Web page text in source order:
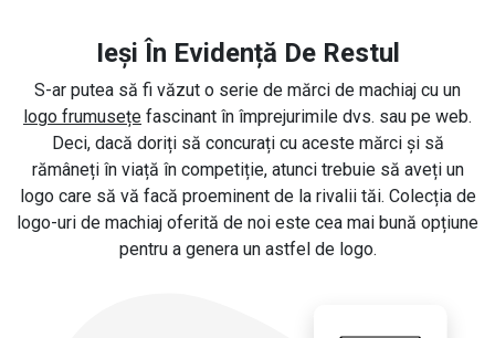
Ieși În Evidență De Restul
S-ar putea să fi văzut o serie de mărci de machiaj cu un
logo frumusețe fascinant în împrejurimile dvs. sau pe web.
Deci, dacă doriți să concurați cu aceste mărci și să
rămâneți în viață în competiție, atunci trebuie să aveți un
logo care să vă facă proeminent de la rivalii tăi. Colecția de
logo-uri de machiaj oferită de noi este cea mai bună opțiune
pentru a genera un astfel de logo.